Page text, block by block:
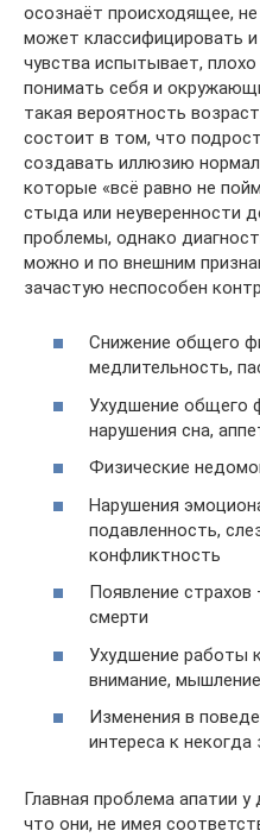
осознаёт происходящее,
может классифицировать
чувства испытывает,
понимать себя и
такая вероятность
состоит в том, что
создавать иллюзию
которые «всё равно не
стыда или неуверенности
проблемы, однако
можно и по внешним
зачастую неспособен
Снижение общего
медлительность,
Ухудшение общего
нарушения сна,
Физические
Нарушения
подавленность,
конфликтность
Появление
смерти
Ухудшение работы
внимание, мышление
Изменения в
интереса к
Главная проблема апатии
что они, не имея